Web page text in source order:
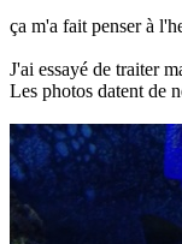
ça m'a fait penser à
J'ai essayé de traiter
Les photos datent de